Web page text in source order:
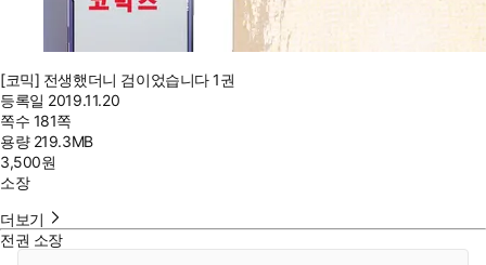
[코믹] 전생했더니 검이었습니다 1권
등록일 2019.11.20
쪽수 181쪽
용량 219.3MB
3,500원
소장
더보기
전권 소장